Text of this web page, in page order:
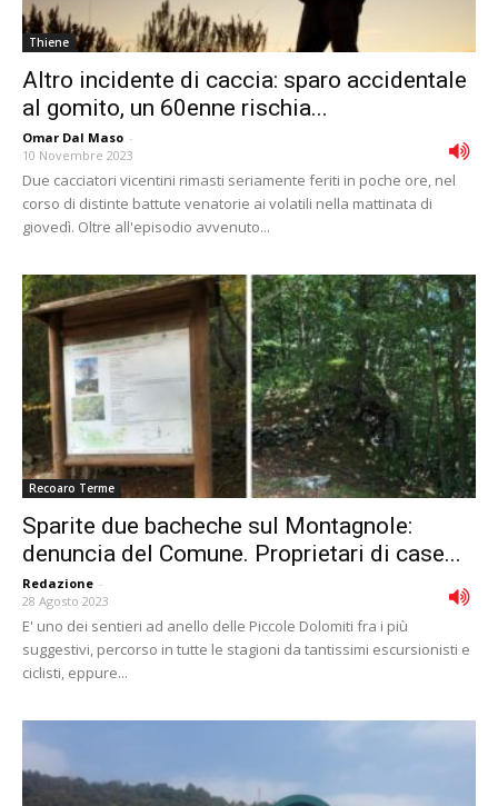
Thiene
Altro incidente di caccia: sparo accidentale
al gomito, un 60enne rischia...
Omar Dal Maso -
10 Novembre 2023
Due cacciatori vicentini rimasti seriamente feriti in poche ore, nel
corso di distinte battute venatorie ai volatili nella mattinata di
giovedì. Oltre all'episodio avvenuto...
Recoaro Terme
Sparite due bacheche sul Montagnole:
denuncia del Comune. Proprietari di case...
Redazione -
28 Agosto 2023
E' uno dei sentieri ad anello delle Piccole Dolomiti fra i più
suggestivi, percorso in tutte le stagioni da tantissimi escursionisti e
ciclisti, eppure...